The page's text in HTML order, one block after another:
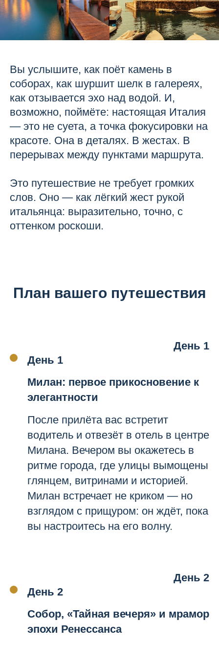
Вы услышите, как поёт камень в
соборах, как шуршит шелк в галереях,
как отзывается эхо над водой. И,
возможно, поймёте: настоящая Италия
— это не суета, а точка фокусировки на
красоте. Она в деталях. В жестах. В
перерывах между пунктами маршрута.
Это путешествие не требует громких
слов. Оно — как лёгкий жест рукой
итальянца: выразительно, точно, с
оттенком роскоши.
План вашего путешествия
День 1
День 1
Милан: первое прикосновение к
элегантности
После прилёта вас встретит
водитель и отвезёт в отель в центре
Милана. Вечером вы окажетесь в
ритме города, где улицы вымощены
глянцем, витринами и историей.
Милан встречает не криком — но
взглядом с прищуром: он ждёт, пока
вы настроитесь на его волну.
День 2
День 2
Собор, «Тайная вечеря» и мрамор
эпохи Ренессанса